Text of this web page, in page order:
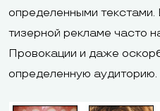
определенными
тизерной рекламе часто
Провокации и даже
определенную аудиторию.